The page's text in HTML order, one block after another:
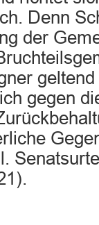
Denn
der
gegen